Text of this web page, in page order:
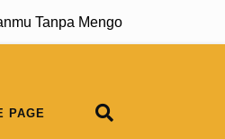
Tanpa Mengorbankan Kualitas
PAGE